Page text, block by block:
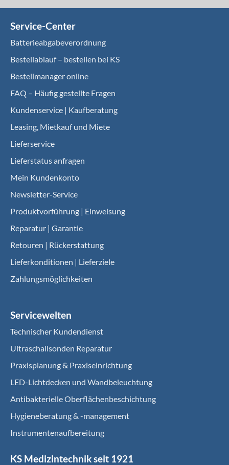
Service-Center
Batterieabgabeverordnung
Bestellablauf – bestellen bei KS
Bestellmanager online
FAQ – Häufig gestellte Fragen
Kundenservice | Kaufberatung
Leasing, Mietkauf und Miete
Lieferservice
Lieferstatus anfragen
Mein Kundenkonto
Newsletter-Service
Produktvorführung | Einweisung
Reparatur | Garantie
Retouren | Rückerstattung
Lieferkonditionen | Lieferziele
Zahlungsmöglichkeiten
Servicewelten
Technischer Kundendienst
Ultraschallsonden Reparatur
Praxisplanung & Praxiseinrichtung
LED-Lichtdecken und Wandbeleuchtung
Antibakterielle Oberflächenbeschichtung
Hygieneberatung & -management
Instrumentenaufbereitung
KS Medizintechnik seit 1921